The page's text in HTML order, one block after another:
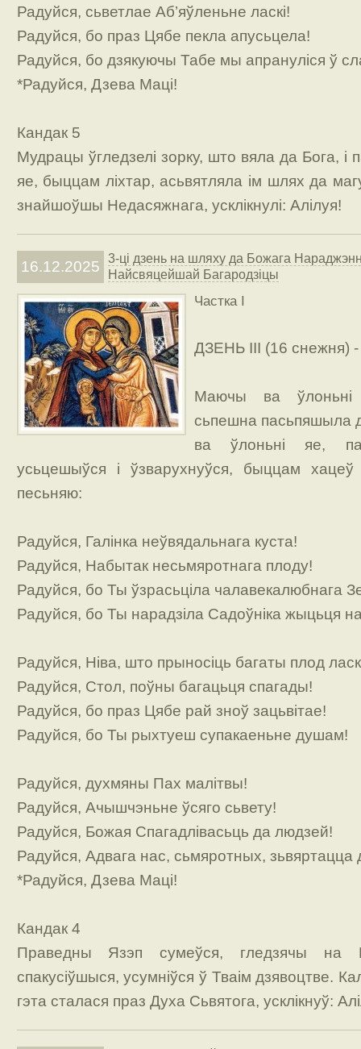
Радуйся, сьветлае Аб’яўленьне ласкі!
Радуйся, бо праз Цябе пекла апусьцела!
Радуйся, бо дзякуючы Табе мы апрануліся ў
*Радуйся, Дзева Маці!
Кандак 5
Мудрацы ўгледзелі зорку, што вяла да Бога, і
яе, быццам ліхтар, асьвятляла ім шлях да
знайшоўшы Недасяжнага, усклікнулі: Алілуя!
16.12.2025
3-ці дзень на шляху да Божага
Найсвяцейшай Багародзіцы
Частка I
ДЗЕНЬ ІІІ (16 снежня) -
Маючы ва ўлоньні
сьпешна пасьпяшыла
ва ўлоньні яе,
усьцешыўся і ўзварухнуўся, быццам хацеў
песьняю:
Радуйся, Галінка неўвядальнага куста!
Радуйся, Набытак несьмяротнага плоду!
Радуйся, бо Ты ўзрасьціла чалавекалюбнага
Радуйся, бо Ты нарадзіла Садоўніка жыцьця
Радуйся, Ніва, што прыносіць багаты плод
Радуйся, Стол, поўны багацьця спагады!
Радуйся, бо праз Цябе рай зноў зацьвітае!
Радуйся, бо Ты рыхтуеш супакаеньне душам!
Радуйся, духмяны Пах малітвы!
Радуйся, Ачышчэньне ўсяго сьвету!
Радуйся, Божая Спагадлівасьць да людзей!
Радуйся, Адвага нас, сьмяротных, зьвяртацца
*Радуйся, Дзева Маці!
Кандак 4
Праведны Язэп сумеўся, гледзячы на
спакусіўшыся, усумніўся ў Тваім дзявоцтве.
гэта сталася праз Духа Сьвятога, усклікнуў: